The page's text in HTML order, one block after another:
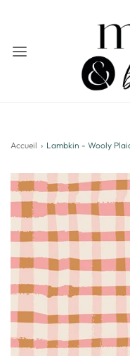
Accueil › Lambkin - Wooly